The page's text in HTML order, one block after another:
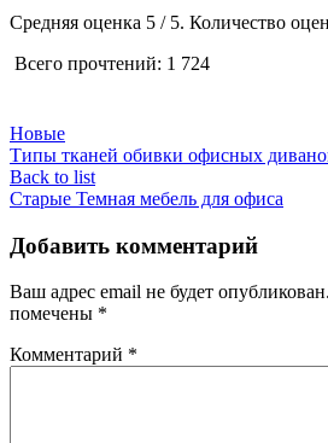
Средняя оценка 5 / 5. Количество
Всего прочтений: 1 724
Новые
Типы тканей обивки офисных
Back to list
Старые Темная мебель для офиса
Добавить комментарий
Ваш адрес email не будет опубликован.
помечены *
Комментарий *